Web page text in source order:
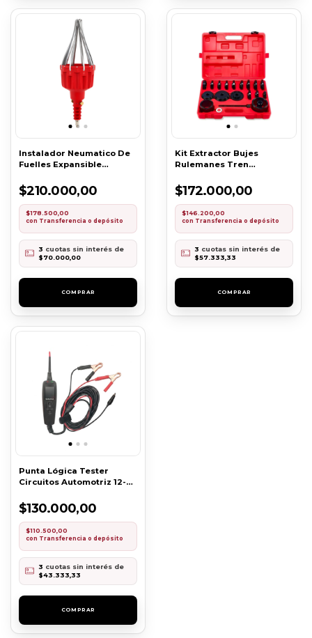
Instalador Neumatico De
Fuelles Expansible
$210.000,00
$178.500,00
con Transferencia o depósito
3 cuotas sin interés de
$70.000,00
Kit Extractor Bujes
Rulemanes Tren
$172.000,00
$146.200,00
con Transferencia o depósito
3 cuotas sin interés de
$57.333,33
Punta Lógica Tester
Circuitos Automotriz 12-
$130.000,00
$110.500,00
con Transferencia o depósito
3 cuotas sin interés de
$43.333,33